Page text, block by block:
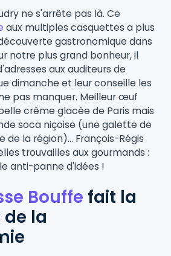
ne s'arrête pas là. Ce
aux multiples casquettes a plus
gastronomique dans
notre plus grand bonheur, il
aux auditeurs de
dimanche et leur conseille les
pas manquer. Meilleur œuf
crème glacée de Paris mais
soca niçoise (une galette de
de la région)... François-Régis
trouvailles aux gourmands :
anti-panne d'idées !
Bouffe fait la
la